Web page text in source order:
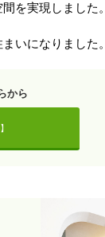
を実現しました。
いになりました。
から